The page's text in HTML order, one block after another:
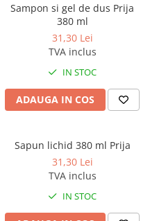
Sampon si gel de dus Prija
380 ml
31,30 Lei
TVA inclus
IN STOC
ADAUGA IN COS
Sapun lichid 380 ml Prija
31,30 Lei
TVA inclus
IN STOC